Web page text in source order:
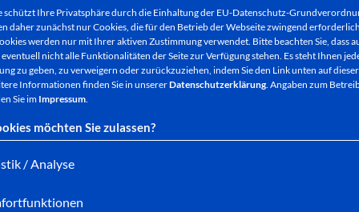
schützt Ihre Privatsphäre durch die Einhaltung der EU-Datenschutz-
daher zunächst nur Cookies, die für den Betrieb der Webseite zwingend
werden nur mit Ihrer aktiven Zustimmung verwendet. Bitte beachten Sie, dass
nicht alle Funktionalitäten der Seite zur Verfügung stehen. Es steht Ihnen
zu geben, zu verweigern oder zurückzuziehen, indem Sie den Link unten auf
Informationen finden Sie in unsererDatenschutzerklärung. Angaben zum
Sie im Impressum.
möchten Sie zulassen?
/ Analyse
„Wirksamer und moderner Lärmschutz sind ein
Dr. Michael Koch: "Was technisch machbar ist,
der Vorstellung des aktuellen Standes der
Schienenverkehrslärms bis 2020 soll am Freitag
audiovisuellen Präsentation gezeigt werden, wie
geht es um die akustische Wirkung der
Lärmschutztechniken an der Strecke.
Darüber hinaus bleibt im Rahmen einer
Mitglied des Deutschen Bundestags, dem Landrat